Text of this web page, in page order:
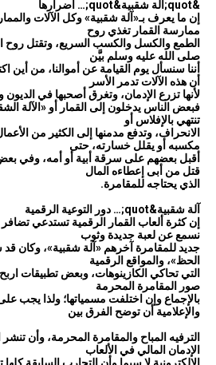
&quot;آلة شقبية&quot;… أضرارها
إن ما يعرف بـ«آلة شقبية» وكل الآلات
ممارسة القمار تغذي روح
الطمع والكسل والكسب السريع، وتقتل روح
صلى الله عليه وسلم بيَّن
أننا سنسأل يوم القيامة عن أموالنا، من أين
أن هذه الآلات تدمر الأسر
لأنها تزرع الإدمان، وتغرق أصحبها في
فبعض الناس يدخلون إلى القمار أو «الآلة
تنتهي بالإفلاس أو
الانحراف، وتدفع مدمنها إلى الكثير من
مكسبه أو يقلل خسارته، حتى
أقبل بعضهم على سرقة أبية أو أمه، وفي
قتل من أبى إعطاءه المال
الذي يحتاجه للمقامرة.
آلة شقبية&quot;… دور التوعية الرقمية
إن كثرة ألعاب القمار الرقمية تستدعي
نسمع عن لعبة جديدة وثوب
جديد للمقامرة آخرهم «آلة شقبية»، وكان
الحظ»، والمواقع الرقمية
التي تحاكي الكازينوهات، وبعض تطبيقات
صور المقامرة المحرمة
بالإجماع وإن اختلفت مسمياتها؛ ولذا يجب
والإعلامية أن توضح الفرق بين
الترفيه المباح والمقامرة المحرمة، وأن
الإدمان المالي في الألعاب